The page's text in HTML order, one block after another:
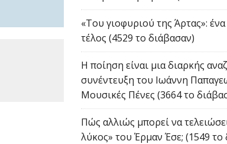
«Του γιοφυριού της Άρτας»:
τέλος (4529 το διάβασαν)
Η ποίηση είναι μια διαρκής
συνέντευξη του Ιωάννη
Μουσικές Πένες (3664 το
Πώς αλλιώς μπορεί να
λύκος» του Έρμαν Έσε; (1549 το